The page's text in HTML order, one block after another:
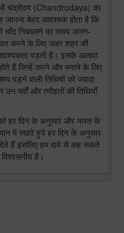
चंद्रोदय (Chandrodaya) का
जानना बेहद आवश्यक होता है कि
निकालने का समय अलग-
करने के लिए उक्त शहर की
पड़ती है। इसके अलावा
हैं जिन्हें करने और मनाने के लिए
वाली तिथियों को ज्यादा
पर्वों और त्यौहारों की तिथियाँ
हर दिन के अनुसार और भारत के
में रखते हुये हर दिन के अनुसार
हैं इसलिए हम दावे से कह सकते
है।